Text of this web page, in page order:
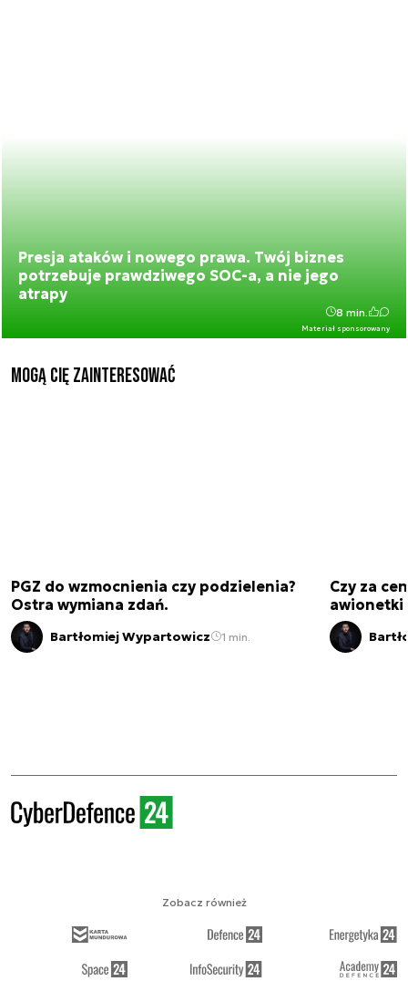
Presja ataków i nowego prawa. Twój biznes
potrzebuje prawdziwego SOC-a, a nie jego
atrapy
Materiał sponsorowany
8 min.
Mogą Cię zainteresować
PGZ do wzmocnienia czy podzielenia?
Ostra wymiana zdań.
Bartłomiej Wypartowicz 1 min.
Czy za
awionetki
Zobacz również